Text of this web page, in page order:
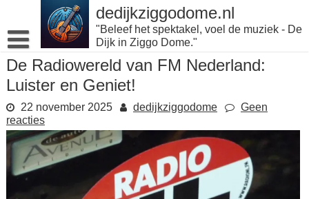
inhoud
gaan
dedijkziggodome.nl
"Beleef het spektakel, voel de muziek - De
Dijk in Ziggo Dome."
De Radiowereld van FM Nederland:
Luister en Geniet!
22 november 2025 dedijkziggodome
Geen
reacties